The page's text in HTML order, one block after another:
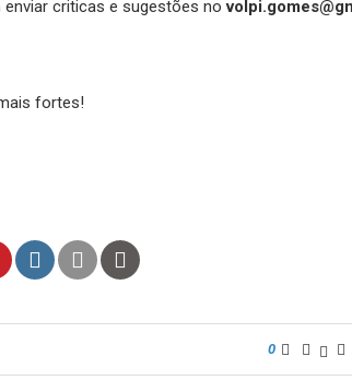
enviar criticas e sugestões no
fortes!
0